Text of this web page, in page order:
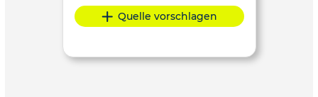
Quelle vorschlagen